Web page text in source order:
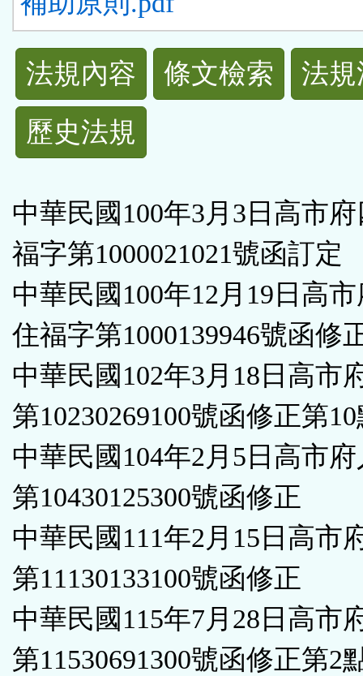
法
規
功
按
鈕
區
法規內容 條文檢索
法
歷史法規
中華民國100年3月3日高市
福字第1000021021號函訂定
中華民國100年12月19日高
住福字第1000139946號函修
中華民國102年3月18日高市
第10230269100號函修正第
中華民國104年2月5日高市
第10430125300號函修正
中華民國111年2月15日高市
第11130133100號函修正
中華民國115年7月28日高市
第11530691300號函修正第2